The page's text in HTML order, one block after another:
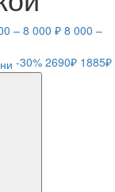
– 8 000 ₽ 8 000 –
-30% 2690₽ 1885₽